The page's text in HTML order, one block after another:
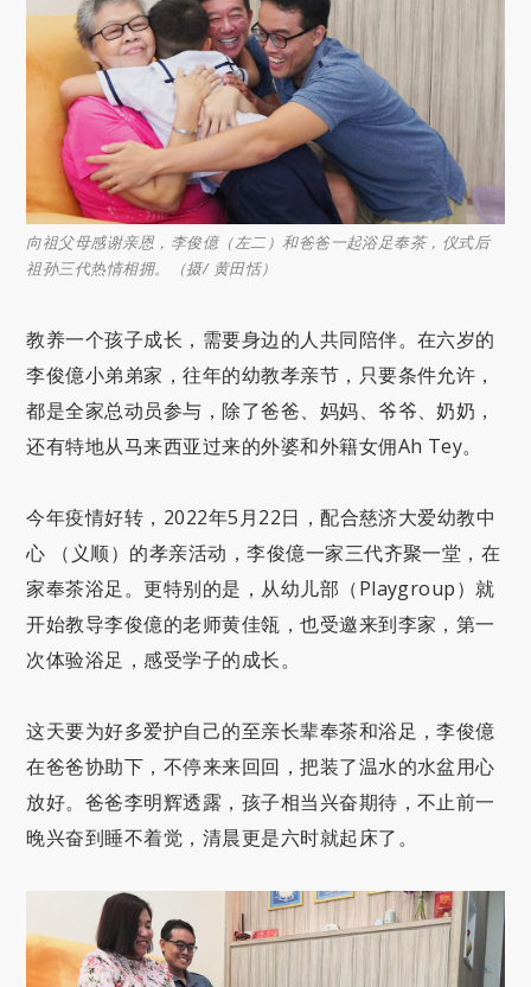
向祖父母感谢亲恩，李俊億（左二）和爸爸一起浴足奉茶，仪式后
祖孙三代热情相拥。（摄/ 黄田恬）
教养一个孩子成长，需要身边的人共同陪伴。在六岁的
李俊億小弟弟家，往年的幼教孝亲节，只要条件允许，
都是全家总动员参与，除了爸爸、妈妈、爷爷、奶奶，
还有特地从马来西亚过来的外婆和外籍女佣Ah Tey。
今年疫情好转，2022年5月22日，配合慈济大爱幼教中
心 （义顺）的孝亲活动，李俊億一家三代齐聚一堂，在
家奉茶浴足。更特别的是，从幼儿部（Playgroup）就
开始教导李俊億的老师黄佳瓴，也受邀来到李家，第一
次体验浴足，感受学子的成长。
这天要为好多爱护自己的至亲长辈奉茶和浴足，李俊億
在爸爸协助下，不停来来回回，把装了温水的水盆用心
放好。爸爸李明辉透露，孩子相当兴奋期待，不止前一
晚兴奋到睡不着觉，清晨更是六时就起床了。